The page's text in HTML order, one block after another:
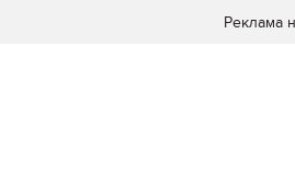
Реклама